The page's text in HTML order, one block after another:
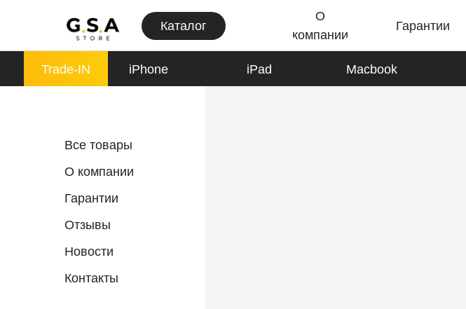
О
компании
Гарантии
Каталог
Trade-IN iPhone iPad Macbook
О компании
Гарантии
Отзывы
Все товары
Контакты
Новости